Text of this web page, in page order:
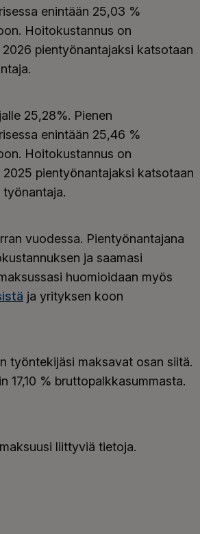
enintään 25,03 %
Hoitokustannus on
2026 pientyönantajaksi katsotaan
25,28%. Pienen
enintään 25,46 %
Hoitokustannus on
2025 pientyönantajaksi katsotaan
vuodessa. Pientyönantajana
ja saamasi
huomioidaan myös
ja yrityksen koon
työntekijäsi maksavat osan siitä.
17,10 % bruttopalkkasummasta.
liittyviä tietoja.